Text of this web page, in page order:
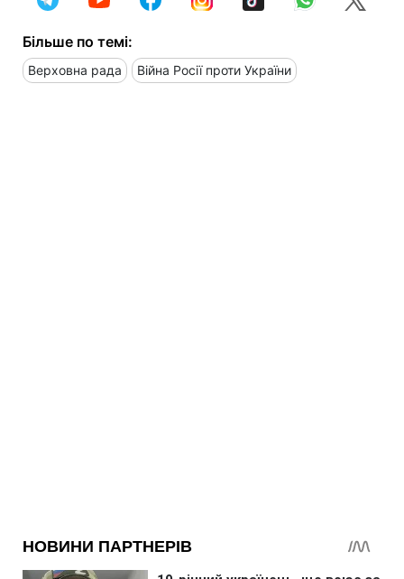
Більше по темі:
Верховна рада Війна Росії проти України